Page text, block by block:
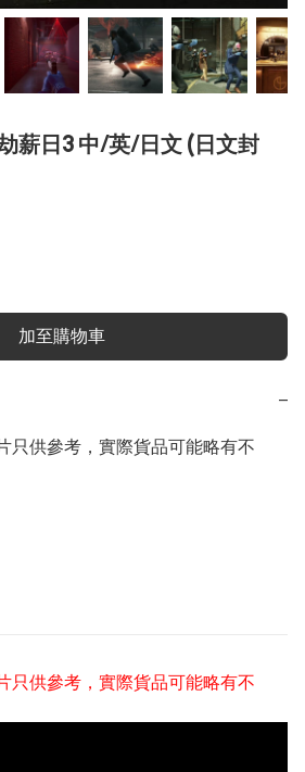
薪日3 中/英/日文 (日文封
加至購物車
−
只供參考，實際貨品可能略有不
只供參考，實際貨品可能略有不